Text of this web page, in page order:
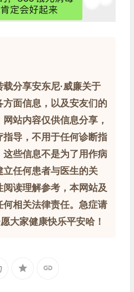
分享安东尼·威廉关于
方面信息，以及安友们的
站内容仅供信息分享，
指导，不用于任何诊断指
这些信息不是为了用作病
立任何患者与医生的关
阅读理解参考，本网站及
何相关法律责任。急症请
大家健康快乐平安哈！